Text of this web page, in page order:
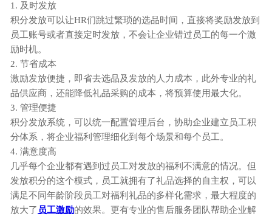
1. 及时发放
积分发放可以让HR们跳过繁琐的选品时间，直接将奖励发放到
员工账号或者直接定时发放， 不会让企业错过员工的每一个激
励时机。
2. 节省成本
激励发放便捷，即省去选品及发放的 人力成本， 此外专业的礼
品供应商，还能降低礼品采购的成本，将预算使用最大化。
3. 管理便捷
积分发放系统，可以统一配置管理后台， 协助企业建立员工积
分体系， 将企业福利管理细化到每个场景和每个员工。
4. 满意度高
几乎每个企业都有遇到过员工对发放的福利不满意的情况。但
发放积分的这个模式，员工就拥有了礼品选择的自主权，可以
满足不同年龄阶段员工对福利礼品的多样化需求，最大程度的
放大了 员工激励的效果。更有专业的售后服务团队帮助企业解